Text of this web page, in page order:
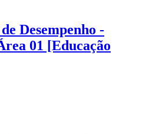
Desempenho -
01 [Educação